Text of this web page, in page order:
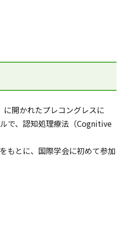
開かれたプレコングレスに
で、認知処理療法（Cognitive
もとに、国際学会に初めて参加